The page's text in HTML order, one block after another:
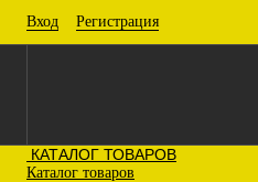
Вход Регистрация
КАТАЛОГ ТОВАРОВ
Каталог товаров